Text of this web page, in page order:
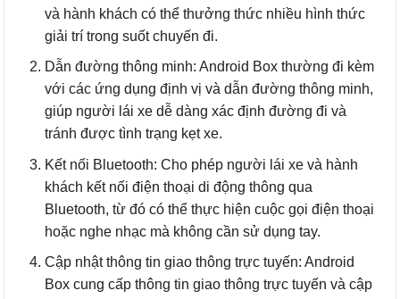
và hành khách có thể thưởng thức nhiều hình thức
giải trí trong suốt chuyến đi.
Dẫn đường thông minh: Android Box thường đi kèm
với các ứng dụng định vị và dẫn đường thông minh,
giúp người lái xe dễ dàng xác định đường đi và
tránh được tình trạng kẹt xe.
Kết nối Bluetooth: Cho phép người lái xe và hành
khách kết nối điện thoại di động thông qua
Bluetooth, từ đó có thể thực hiện cuộc gọi điện thoại
hoặc nghe nhạc mà không cần sử dụng tay.
Cập nhật thông tin giao thông trực tuyến: Android
Box cung cấp thông tin giao thông trực tuyến và cập